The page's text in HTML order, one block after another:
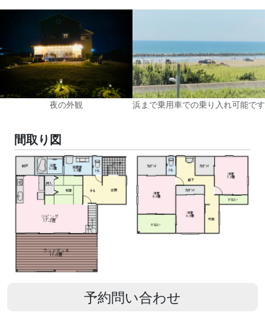
夜の外観 浜まで乗用車での乗り入れ可能です
間取り図
予約問い合わせ